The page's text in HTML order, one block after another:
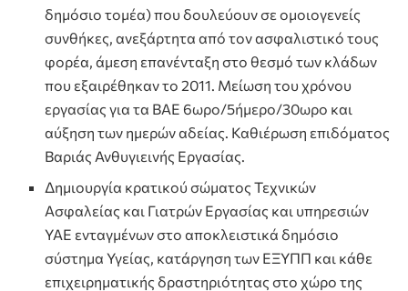
δημόσιο τομέα) που δουλεύουν σε ομοιογενείς
συνθήκες, ανεξάρτητα από τον ασφαλιστικό τους
φορέα, άμεση επανένταξη στο θεσμό των κλάδων
που εξαιρέθηκαν το 2011. Μείωση του χρόνου
εργασίας για τα ΒΑΕ 6ωρο/5ήμερο/30ωρο και
αύξηση των ημερών αδείας. Καθιέρωση επιδόματος
Βαριάς Ανθυγιεινής Εργασίας.
Δημιουργία κρατικού σώματος Τεχνικών
Ασφαλείας και Γιατρών Εργασίας και υπηρεσιών
ΥΑΕ ενταγμένων στο αποκλειστικά δημόσιο
σύστημα Υγείας, κατάργηση των ΕΞΥΠΠ και κάθε
επιχειρηματικής δραστηριότητας στο χώρο της